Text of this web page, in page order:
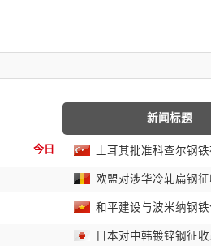
今日
新闻标题
土耳其批准科查尔钢
欧盟对涉华冷轧扁钢
和平建设与波米纳钢
日本对中韩镀锌钢征